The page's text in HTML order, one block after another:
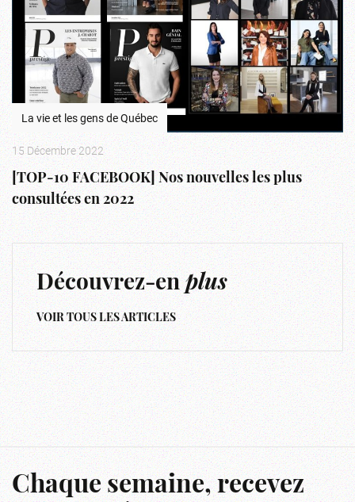
La vie et les gens de Québec
15 Décembre 2022
[TOP-10 FACEBOOK] Nos nouvelles les plus
consultées en 2022
Découvrez-enplus
VOIR TOUS LES ARTICLES
Chaque semaine, recevez